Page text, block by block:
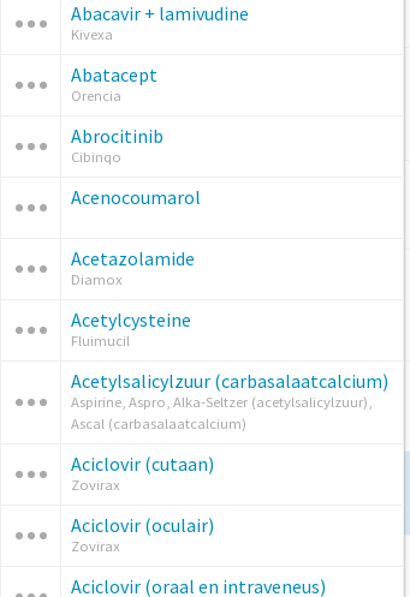
Abacavir + lamivudine
Kivexa
Abatacept
Orencia
Abrocitinib
Cibinqo
Acenocoumarol
Acetazolamide
Diamox
Acetylcysteine
Fluimucil
Acetylsalicylzuur (carbasalaatcalcium)
Aspirine, Aspro, Alka-Seltzer (acetylsalicylzuur),
Ascal (carbasalaatcalcium)
Aciclovir (cutaan)
Zovirax
Aciclovir (oculair)
Zovirax
Aciclovir (oraal en intraveneus)